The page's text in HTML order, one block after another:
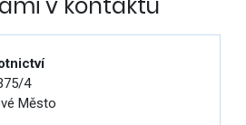
4
Město